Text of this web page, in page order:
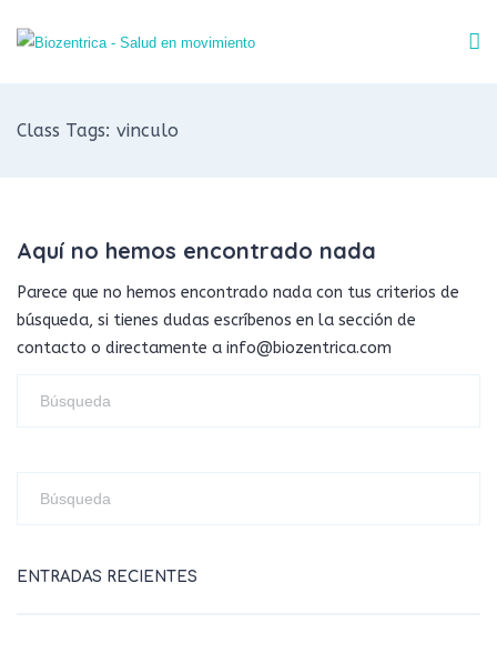
Class Tags: vinculo
Aquí no hemos encontrado nada
Parece que no hemos encontrado nada con tus criterios de
búsqueda, si tienes dudas escríbenos en la sección de
contacto o directamente a info@biozentrica.com
ENTRADAS RECIENTES